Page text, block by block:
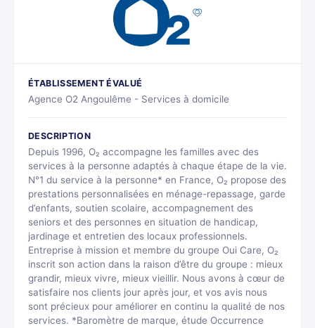
ÉTABLISSEMENT ÉVALUÉ
Agence O2 Angoulême - Services à domicile
DESCRIPTION
Depuis 1996, O₂ accompagne les familles avec des
services à la personne adaptés à chaque étape de la vie.
N°1 du service à la personne* en France, O₂ propose des
prestations personnalisées en ménage-repassage, garde
d’enfants, soutien scolaire, accompagnement des
seniors et des personnes en situation de handicap,
jardinage et entretien des locaux professionnels.
Entreprise à mission et membre du groupe Oui Care, O₂
inscrit son action dans la raison d’être du groupe : mieux
grandir, mieux vivre, mieux vieillir. Nous avons à cœur de
satisfaire nos clients jour après jour, et vos avis nous
sont précieux pour améliorer en continu la qualité de nos
services. *Baromètre de marque, étude Occurrence